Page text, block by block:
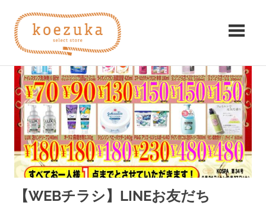
ツ
koezuka（こ
づ
か）
つ
け
る
シ
ア
セ。
【WEBチラシ】LINEお友だち